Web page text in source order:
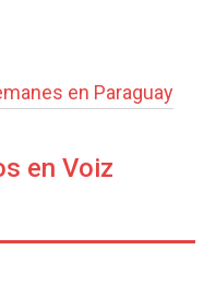
en Paraguay
en Voiz